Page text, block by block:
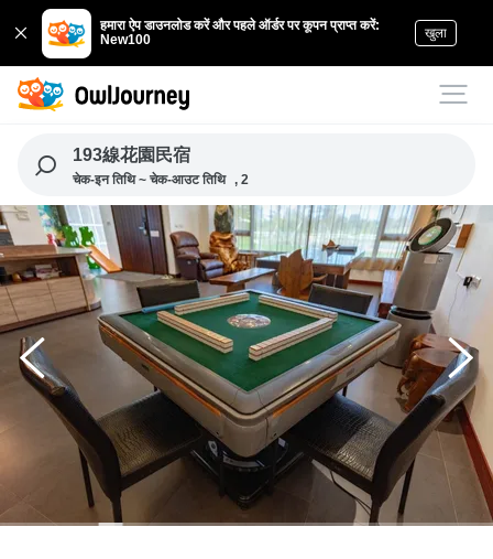
हमारा ऐप डाउनलोड करें और पहले ऑर्डर पर कूपन प्राप्त करें:
New100
खुला
193線花園民宿
चेक-इन तिथि ~ चेक-आउट तिथि , 2